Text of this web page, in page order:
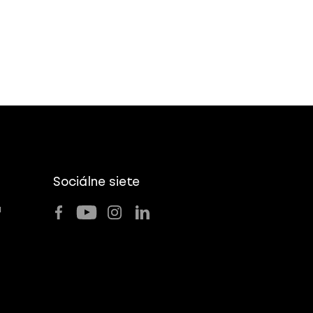
Sociálne siete